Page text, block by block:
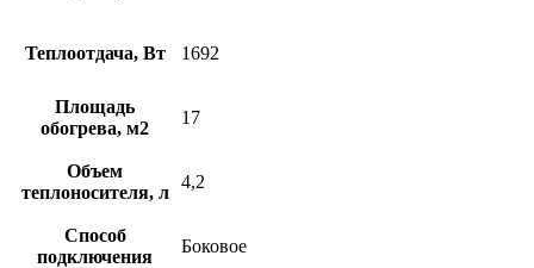
Теплоотдача, Вт 1692
Площадь
обогрева, м2
17
Объем
теплоносителя, л
4,2
Способ
подключения
Боковое